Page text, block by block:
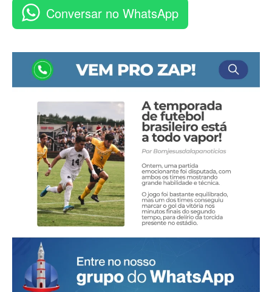
Conversar no WhatsApp